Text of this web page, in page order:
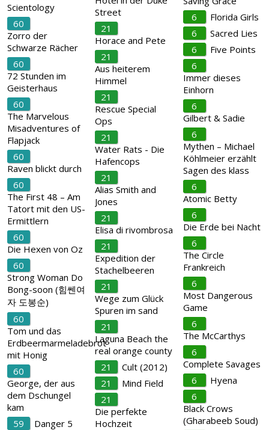
Scientology
60
Zorro der
Schwarze Rächer
60
72 Stunden im
Geisterhaus
60
The Marvelous
Misadventures of
Flapjack
60
Raven blickt durch
60
The First 48 – Am
Tatort mit den US-
Ermittlern
60
Die Hexen von Oz
60
Strong Woman Do
Bong-soon (힘쎈여
자 도봉순)
60
Tom und das
Erdbeermarmeladebrot
mit Honig
60
George, der aus
dem Dschungel
kam
59
Danger 5
Street
21
Horace and Pete
21
Aus heiterem
Himmel
21
Rescue Special
Ops
21
Water Rats - Die
Hafencops
21
Alias Smith and
Jones
21
Elisa di rivombrosa
21
Expedition der
Stachelbeeren
21
Wege zum Glück
Spuren im sand
21
Laguna Beach the
real orange county
21
Cult (2012)
21
Mind Field
21
Die perfekte
Hochzeit
6
Florida Girls
6
Sacred Lies
6
Five Points
6
Immer dieses
Einhorn
6
Gilbert & Sadie
6
Mythen – Michael
Köhlmeier erzählt
Sagen des klass
6
Atomic Betty
6
Die Erde bei Nacht
6
The Circle
Frankreich
6
Most Dangerous
Game
6
The McCarthys
6
Complete Savages
6
Hyena
6
Black Crows
(Gharabeeb Soud)